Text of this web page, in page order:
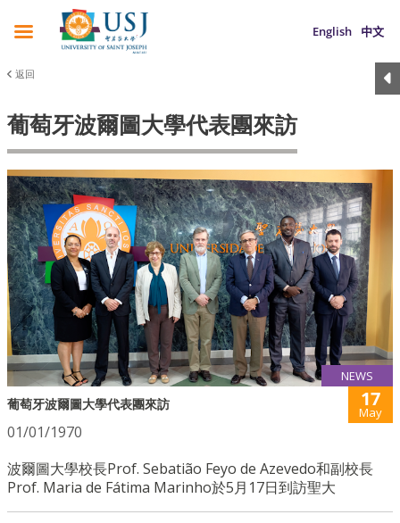
English 中文
返回
葡萄牙波爾圖大學代表團來訪
NEWS
葡萄牙波爾圖大學代表團來訪 17
May
01/01/1970
波爾圖大學校長Prof. Sebatião Feyo de Azevedo和副校長
Prof. Maria de Fátima Marinho於5月17日到訪聖大